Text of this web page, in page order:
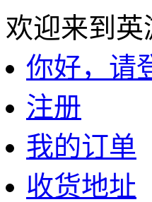
欢迎来到英
你好，请
注册
我的订单
收货地址